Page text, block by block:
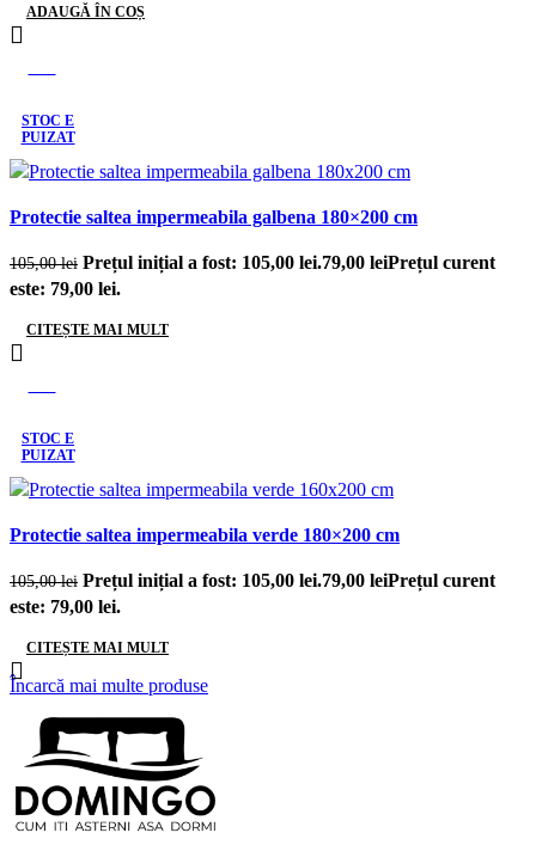
ADAUGĂ ÎN COȘ
STOC E
PUIZAT
Protectie saltea impermeabila galbena 180×200 cm
105,00lei Prețul inițial a fost: 105,00 lei.79,00 leiPrețul curent
este: 79,00 lei.
CITEȘTE MAI MULT
STOC E
PUIZAT
Protectie saltea impermeabila verde 180×200 cm
105,00lei Prețul inițial a fost: 105,00 lei.79,00 leiPrețul curent
este: 79,00 lei.
CITEȘTE MAI MULT
Încarcă mai multe produse